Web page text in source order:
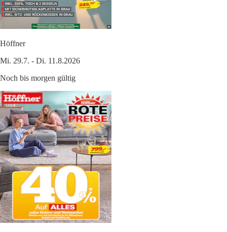
Höffner
Mi. 29.7. - Di. 11.8.2026
Noch bis morgen gültig